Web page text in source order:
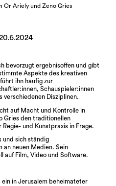
Or Ariely und Zeno Gries
bevorzugt ergebnisoffen und gibt
Aspekte des kreativen
ihn häufig zur
Schauspieler:innen
verschiedenen Disziplinen.
auf Macht und Kontrolle in
Gries den traditionellen
und Kunstpraxis in Frage.
und sich ständig
neuen Medien. Sein
auf Film, Video und Software.
in Jerusalem beheimateter